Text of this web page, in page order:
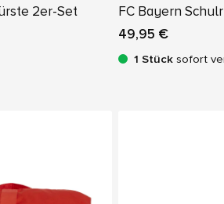
2er-Set
FC Bayern
49,95 €
1 Stück sofort